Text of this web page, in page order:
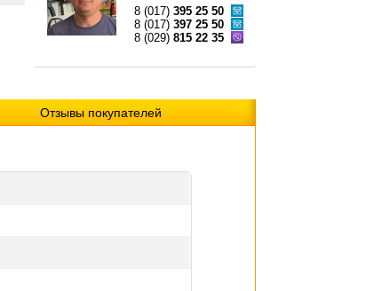
8 (017) 395 25 50
8 (017) 397 25 50
8 (029) 815 22 35
Отзывы покупателей